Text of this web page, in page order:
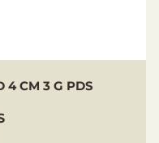
4 CM 3 G PDS